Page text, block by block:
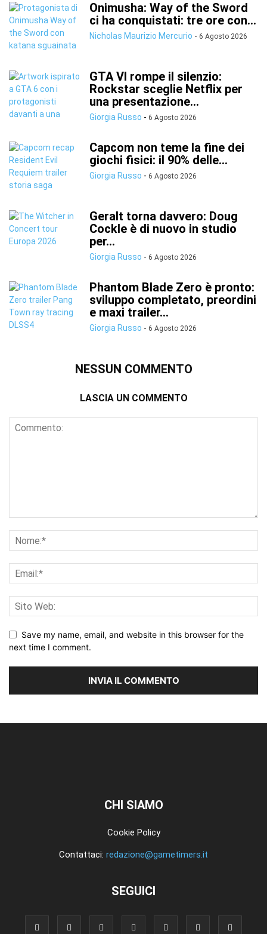
Onimusha: Way of the Sword
ci ha conquistati: tre ore con...
Nicholas Maurizio Mercurio - 6 Agosto 2026
GTA VI rompe il silenzio:
Rockstar sceglie Netflix per
una presentazione...
Giorgia Russo - 6 Agosto 2026
Capcom non teme la fine dei
giochi fisici: il 90% delle...
Giorgia Russo - 6 Agosto 2026
Geralt torna davvero: Doug
Cockle è di nuovo in studio
per...
Giorgia Russo - 6 Agosto 2026
Phantom Blade Zero è pronto:
sviluppo completato, preordini
e maxi trailer...
Giorgia Russo - 6 Agosto 2026
NESSUN COMMENTO
LASCIA UN COMMENTO
Save my name, email, and website in this browser for the
next time I comment.
CHI SIAMO
Cookie Policy
Contattaci: redazione@gametimers.it
SEGUICI